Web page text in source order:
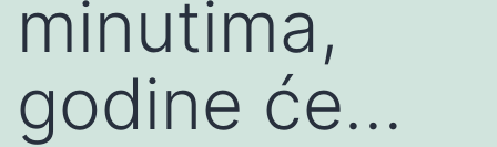
minutima,
godine će…